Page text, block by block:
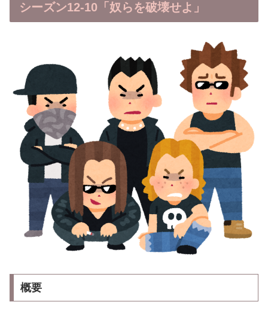
シーズン12-10「奴らを破壊せよ」
概要